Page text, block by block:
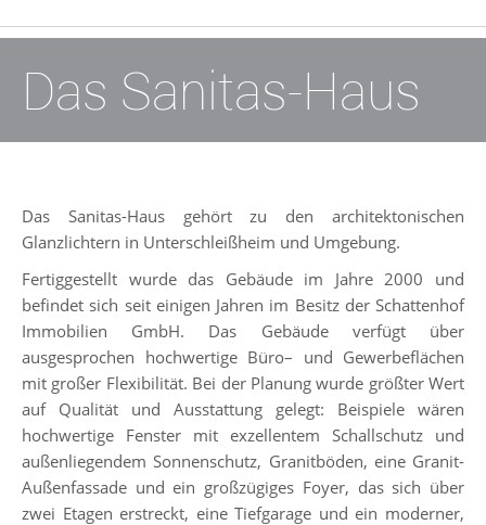
Das Sanitas-Haus
Das Sanitas-Haus gehört zu den architektonischen
Glanzlichtern in Unterschleißheim und Umgebung.
Fertiggestellt wurde das Gebäude im Jahre 2000 und
befindet sich seit einigen Jahren im Besitz der Schattenhof
Immobilien GmbH. Das Gebäude verfügt über
ausgesprochen hochwertige Büro– und Gewerbeflächen
mit großer Flexibilität. Bei der Planung wurde größter Wert
auf Qualität und Ausstattung gelegt: Beispiele wären
hochwertige Fenster mit exzellentem Schallschutz und
außenliegendem Sonnenschutz, Granitböden, eine Granit-
Außenfassade und ein großzügiges Foyer, das sich über
zwei Etagen erstreckt, eine Tiefgarage und ein moderner,